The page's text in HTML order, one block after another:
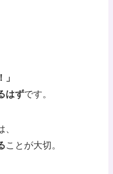
はずです。
ことが大切。